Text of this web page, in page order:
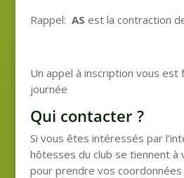
Rappel: AS est la contraction
Un appel à inscription vous est
journée
Qui contacter ?
Si vous êtes intéressés par
hôtesses du club se tiennent à
pour prendre vos